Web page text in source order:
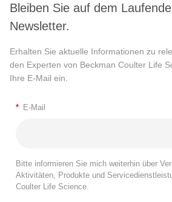
Bleiben Sie auf dem
Newsletter.
Erhalten Sie aktuelle Informationen zu
den Experten von Beckman Coulter Life
Ihre E-Mail ein.
* E-Mail
Bitte informieren Sie mich weiterhin über
Aktivitäten, Produkte und
Coulter Life Science.